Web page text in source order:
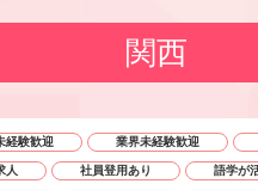
関西
経験歓迎 業界未経験歓迎
人 社員登用あり 語学が